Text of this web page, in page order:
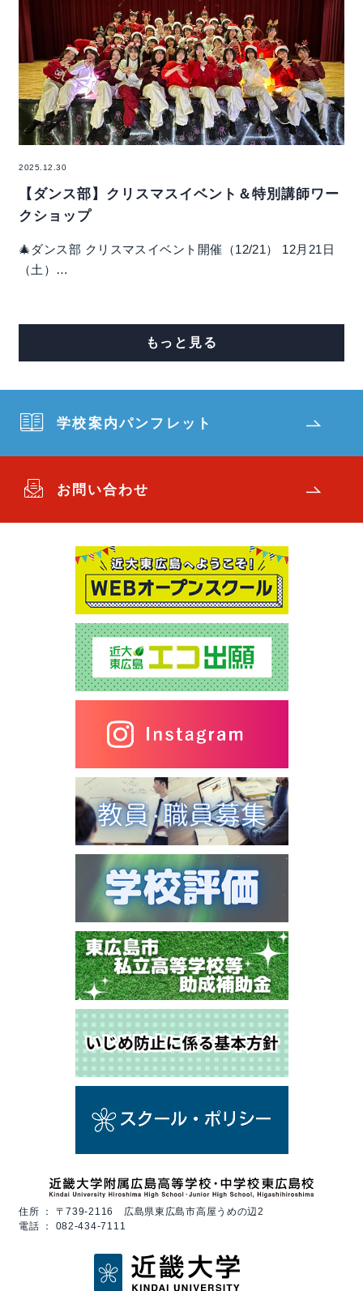
2025.12.30
【ダンス部】クリスマスイベント＆特別講師ワー
クショップ
🎄ダンス部 クリスマスイベント開催（12/21） 12月21日
（土）…
もっと見る
学校案内パンフレット
お問い合わせ
住所 ： 〒739-2116 広島県東広島市高屋うめの辺2
電話 ： 082-434-7111